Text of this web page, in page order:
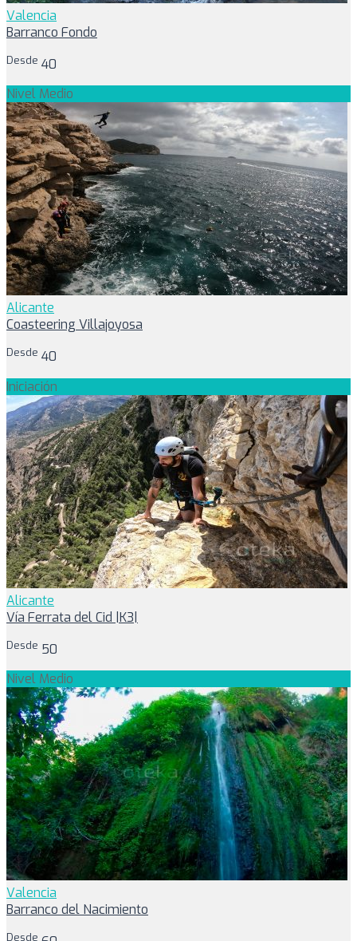
Valencia
Barranco Fondo
Desde 40
Nivel Medio
Alicante
Coasteering Villajoyosa
Desde 40
Iniciación
Alicante
Vía Ferrata del Cid |K3|
Desde 50
Nivel Medio
Valencia
Barranco del Nacimiento
Desde